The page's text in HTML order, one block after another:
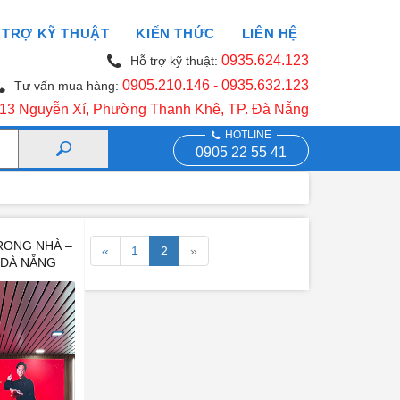
LED
KỸ THUẬT KIẾN THỨC LIÊN HỆ
Hỗ trợ kỹ thuật: 0935.624.123
Tư vấn mua hàng: 0905.210.146 - 0935.632.123
Nguyễn Xí, Phường Thanh Khê, TP. Đà Nẵng
HOTLINE
0905 22 55 41
NHÀ –
NẴNG
« 1 2 »